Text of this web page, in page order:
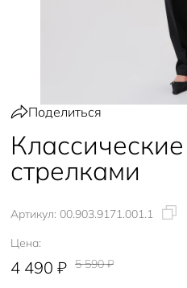
Поделиться
стрелками
Артикул: 00.903.9171.001.1
Цена:
4 490 ₽ 5 590 ₽